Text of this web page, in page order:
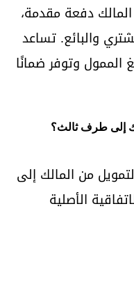
دفعة مقدمة،
والبائع. تساعد
الممول وتوفر ضمانًا
إلى طرف ثالث؟
من المالك إلى
الأصلية